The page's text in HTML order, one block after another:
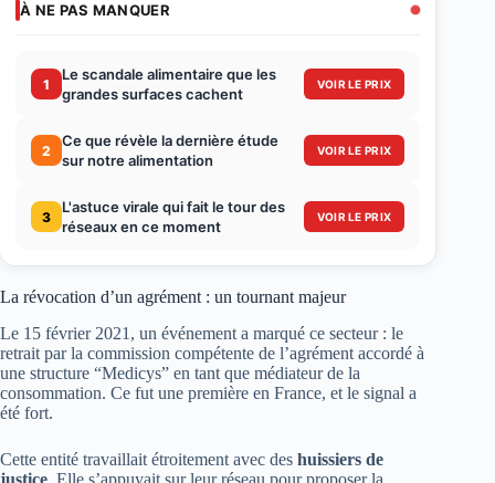
À NE PAS MANQUER
1
Le scandale alimentaire que les
grandes surfaces cachent
VOIR LE PRIX
2
Ce que révèle la dernière étude
sur notre alimentation
VOIR LE PRIX
3
L'astuce virale qui fait le tour des
réseaux en ce moment
VOIR LE PRIX
La révocation d’un agrément : un tournant majeur
Le 15 février 2021, un événement a marqué ce secteur : le
retrait par la commission compétente de l’agrément accordé à
une structure “Medicys” en tant que médiateur de la
consommation. Ce fut une première en France, et le signal a
été fort.
Cette entité travaillait étroitement avec des huissiers de
justice . Elle s’appuyait sur leur réseau pour proposer la